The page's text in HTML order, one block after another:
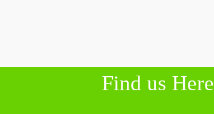
Find us Here